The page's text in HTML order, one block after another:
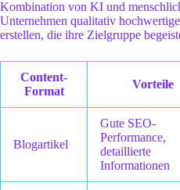
Kombination von KI und
Unternehmen qualitativ
erstellen, die ihre Zielgruppe
Content-
Format
Vorteile
Blogartikel
Gute SEO-
Performance,
detaillierte
Informationen